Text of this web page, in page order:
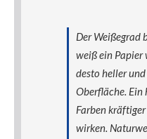
Der Weißegrad
weiß ein Papier
desto heller
Oberfläche. Ein
Farben
wirken.